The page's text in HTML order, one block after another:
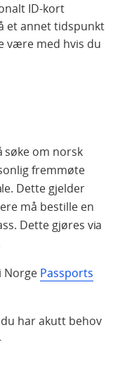
ID-kort
et annet tidspunkt
være med hvis du
søke om norsk
fremmøte
Dette gjelder
må bestille en
Dette gjøres via
Norge Passports
har akutt behov